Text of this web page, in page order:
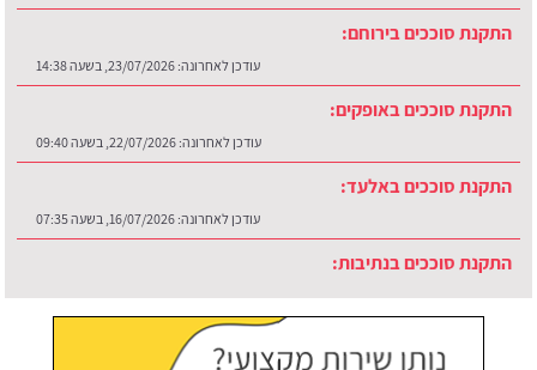
התקנת סוככים בירוחם:
עודכן לאחרונה: 23/07/2026, בשעה 14:38
התקנת סוככים באופקים:
עודכן לאחרונה: 22/07/2026, בשעה 09:40
התקנת סוככים באלעד:
עודכן לאחרונה: 16/07/2026, בשעה 07:35
התקנת סוככים בנתיבות:
עודכן לאחרונה:30/07/2026, בשעה 12:48